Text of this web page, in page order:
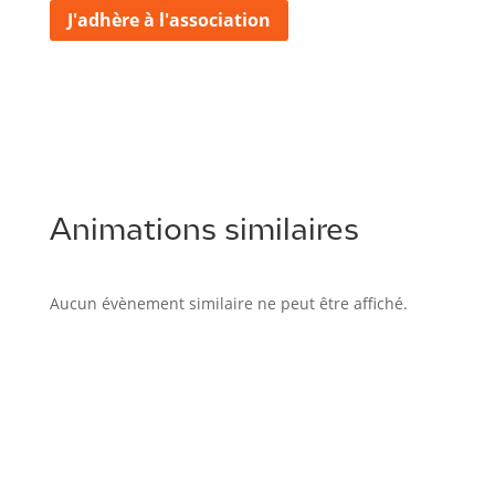
J'adhère à l'association
Animations similaires
Aucun évènement similaire ne peut être affiché.